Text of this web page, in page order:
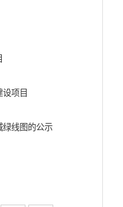
项目
绿线图的公示